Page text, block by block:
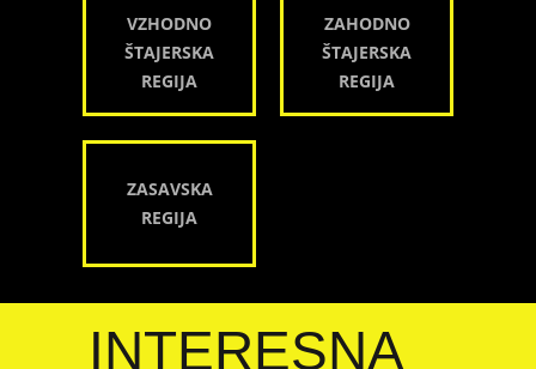
VZHODNO
ŠTAJERSKA
REGIJA
ZAHODNO
ŠTAJERSKA
REGIJA
ZASAVSKA
REGIJA
INTERESNA